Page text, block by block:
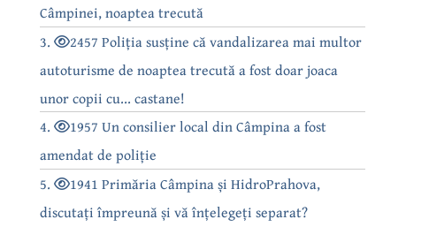
Câmpinei, noaptea trecută
3.
2457 Poliția susține că vandalizarea mai multor
autoturisme de noaptea trecută a fost doar joaca
unor copii cu... castane!
4.
1957 Un consilier local din Câmpina a fost
amendat de poliție
5.
1941 Primăria Câmpina și HidroPrahova,
discutați împreună și vă înțelegeți separat?